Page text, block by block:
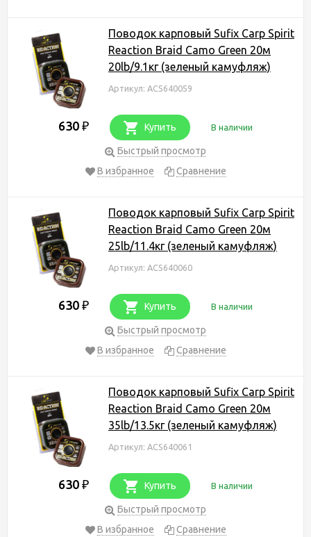
Поводок карповый Sufix Carp Spirit
Reaction Braid Camo Green 20м
20lb/9.1кг (зеленый камуфляж)
Артикул: ACS640059
630 ₽ Купить В наличии
Быстрый просмотр
В избранное
Сравнение
Поводок карповый Sufix Carp Spirit
Reaction Braid Camo Green 20м
25lb/11.4кг (зеленый камуфляж)
Артикул: ACS640060
630 ₽ Купить В наличии
Быстрый просмотр
В избранное
Сравнение
Поводок карповый Sufix Carp Spirit
Reaction Braid Camo Green 20м
35lb/13.5кг (зеленый камуфляж)
Артикул: ACS640061
630 ₽ Купить В наличии
Быстрый просмотр
В избранное
Сравнение